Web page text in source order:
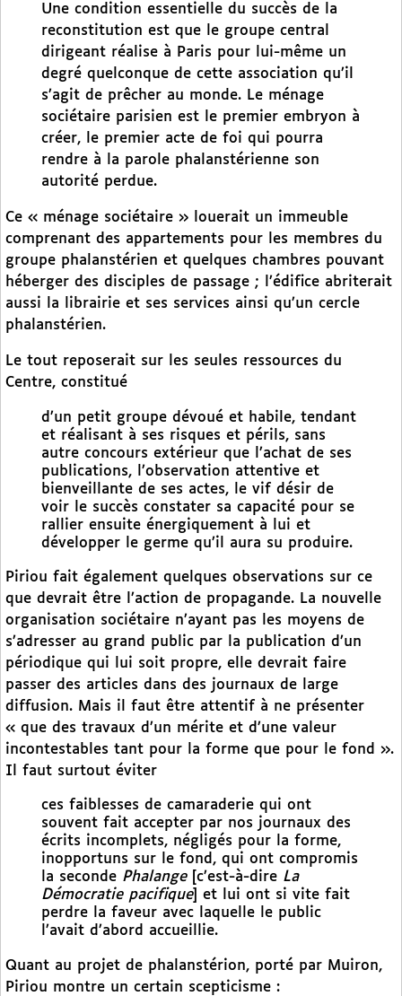
Une condition essentielle du succès de la
reconstitution est que le groupe central
dirigeant réalise à Paris pour lui-même un
degré quelconque de cette association qu’il
s’agit de prêcher au monde. Le ménage
sociétaire parisien est le premier embryon à
créer, le premier acte de foi qui pourra
rendre à la parole phalanstérienne son
autorité perdue.
Ce « ménage sociétaire » louerait un immeuble
comprenant des appartements pour les membres du
groupe phalanstérien et quelques chambres pouvant
héberger des disciples de passage ; l’édifice abriterait
aussi la librairie et ses services ainsi qu’un cercle
phalanstérien.
Le tout reposerait sur les seules ressources du
Centre, constitué
d’un petit groupe dévoué et habile, tendant
et réalisant à ses risques et périls, sans
autre concours extérieur que l’achat de ses
publications, l’observation attentive et
bienveillante de ses actes, le vif désir de
voir le succès constater sa capacité pour se
rallier ensuite énergiquement à lui et
développer le germe qu’il aura su produire.
Piriou fait également quelques observations sur ce
que devrait être l’action de propagande. La nouvelle
organisation sociétaire n’ayant pas les moyens de
s’adresser au grand public par la publication d’un
périodique qui lui soit propre, elle devrait faire
passer des articles dans des journaux de large
diffusion. Mais il faut être attentif à ne présenter
« que des travaux d’un mérite et d’une valeur
incontestables tant pour la forme que pour le fond ».
Il faut surtout éviter
ces faiblesses de camaraderie qui ont
souvent fait accepter par nos journaux des
écrits incomplets, négligés pour la forme,
inopportuns sur le fond, qui ont compromis
la seconde Phalange[c’est-à-dire La
Démocratie pacifique] et lui ont si vite fait
perdre la faveur avec laquelle le public
l’avait d’abord accueillie.
Quant au projet de phalanstérion, porté par Muiron,
Piriou montre un certain scepticisme :